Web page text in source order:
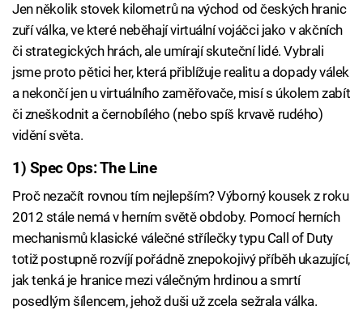
Jen několik stovek kilometrů na východ od českých hranic
zuří válka, ve které neběhají virtuální vojáčci jako v akčních
či strategických hrách, ale umírají skuteční lidé. Vybrali
jsme proto pětici her, která přiblížuje realitu a dopady válek
a nekončí jen u virtuálního zaměřovače, misí s úkolem zabít
či zneškodnit a černobílého (nebo spíš krvavě rudého)
vidění světa.
1) Spec Ops: The Line
Proč nezačít rovnou tím nejlepším? Výborný kousek z roku
2012 stále nemá v herním světě obdoby. Pomocí herních
mechanismů klasické válečné střílečky typu Call of Duty
totiž postupně rozvíjí pořádně znepokojivý příběh ukazující,
jak tenká je hranice mezi válečným hrdinou a smrtí
posedlým šílencem, jehož duši už zcela sežrala válka.